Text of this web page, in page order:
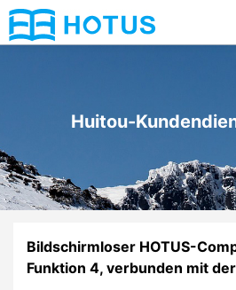
Huitou-
Bildschirmloser HOTUS-
Funktion 4, verbunden mit